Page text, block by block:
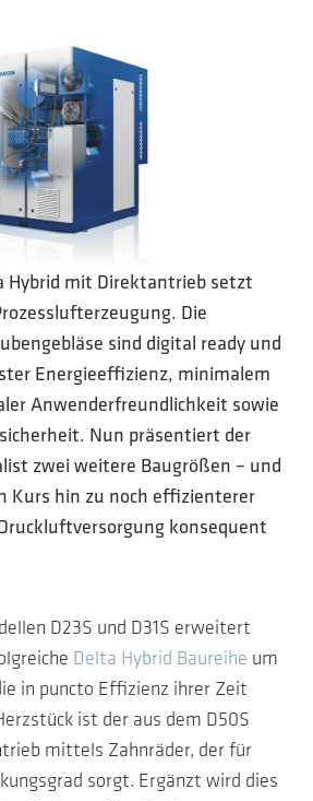
Hybrid mit Direktantrieb setzt
Die
sind digital ready und
Energieeffizienz, minimalem
Anwenderfreundlichkeit sowie
Nun präsentiert der
zwei weitere Baugrößen – und
Kurs hin zu noch effizienterer
konsequent
D23S und D31S erweitert
Delta Hybrid Baureihe um
in puncto Effizienz ihrer Zeit
ist der aus dem D50S
mittels Zahnräder, der für
sorgt. Ergänzt wird dies